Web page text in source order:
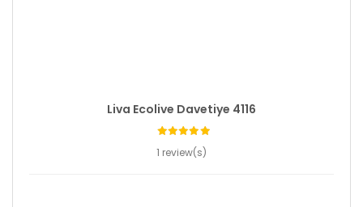
Liva Ecolive Davetiye 4116
1 review(s)